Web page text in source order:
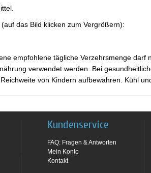
das Bild klicken zum Vergrößern):
empfohlene tägliche Verzehrsmenge
verwendet werden. Bei
von Kindern aufbewahren. Kühl
Kundenservice
FAQ: Fragen & Antworten
Mein Konto
Kontakt